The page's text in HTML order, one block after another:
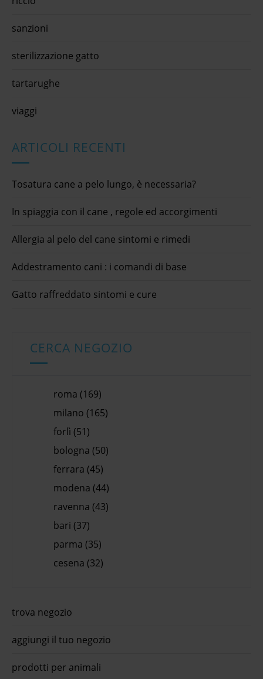
sanzioni
sterilizzazione gatto
tartarughe
viaggi
ARTICOLI RECENTI
Tosatura cane a pelo lungo, è necessaria?
In spiaggia con il cane , regole ed accorgimenti
Allergia al pelo del cane sintomi e rimedi
Addestramento cani : i comandi di base
Gatto raffreddato sintomi e cure
CERCA NEGOZIO
roma (169)
milano (165)
forlì (51)
bologna (50)
ferrara (45)
modena (44)
ravenna (43)
bari (37)
parma (35)
cesena (32)
trova negozio
aggiungi il tuo negozio
prodotti per animali